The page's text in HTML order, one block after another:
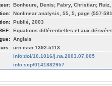
Bonheure, Denis; Fabry, Christian;
Nonlinear analysis, 55, 5, page (557-
Publié, 2003
Equations différentielles et aux
Anglais
urn:issn:1392-5113
info:doi/10.1016/j.na.2003.07.005
info:scp/0141882957